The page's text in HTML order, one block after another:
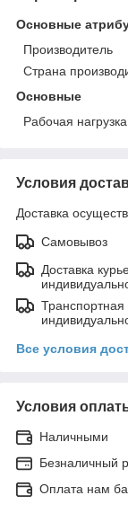
Основные
Производитель
Страна
Основные
Рабочая нагрузка
Условия
Доставка
Самовывоз
Доставка
Все условия
Условия
Наличными
Безналичный
Оплата нам